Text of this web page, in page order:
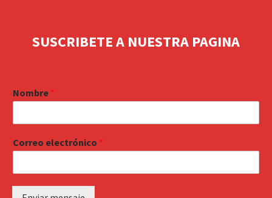
SUSCRIBETE A NUESTRA PAGINA
Nombre *
Correo electrónico *